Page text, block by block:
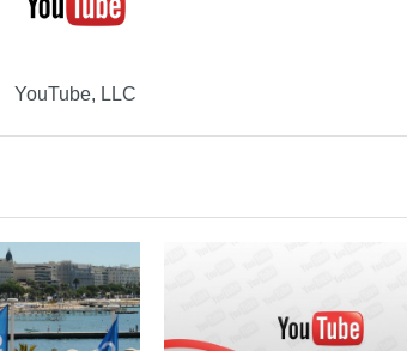
YouTube, LLC